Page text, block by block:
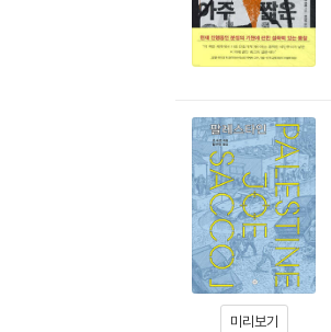
미리보기